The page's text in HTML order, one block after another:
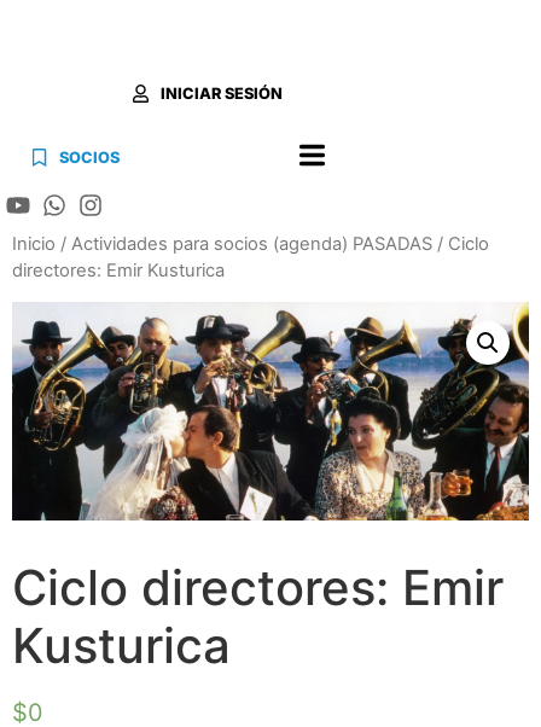
SOCIOS
INICIAR SESIÓN
Inicio / Actividades para socios (agenda) PASADAS / Ciclo
directores: Emir Kusturica
Ciclo directores: Emir
Kusturica
$0